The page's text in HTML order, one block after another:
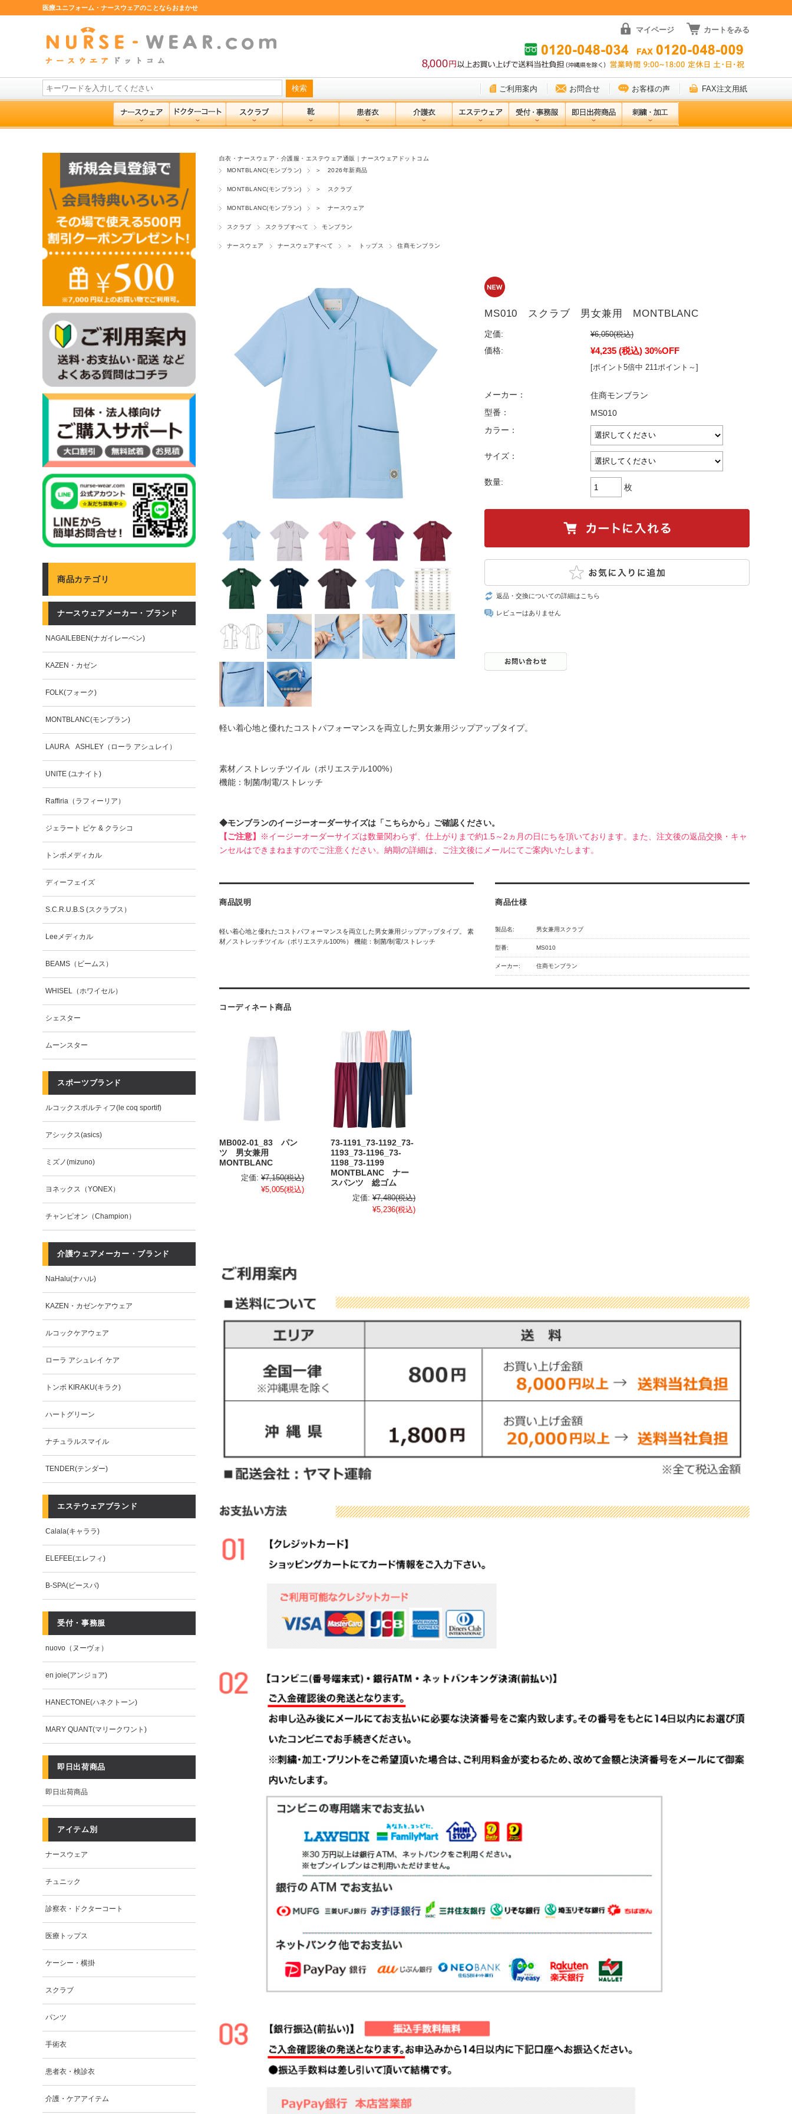
医療ユニフォーム・ナースウェアのことならおまかせ
マイページ カートをみる
ご利用案内 お問合せ お客様の声 FAX注文用紙
白衣・ナースウェア・介護服・エステウェア通販｜ナースウェアドットコム
MONTBLANC(モンブラン)
＞ 2026年新商品
MONTBLANC(モンブラン) ＞ スクラブ
MONTBLANC(モンブラン) ＞ ナースウェア
スクラブ スクラブすべて モンブラン
ナースウェア ナースウェアすべて ＞ トップス 住商モンブラン
MS010 スクラブ 男女兼用 MONTBLANC
定価: ¥6,050(税込)
価格:
¥4,235 (税込) 30%OFF
[ポイント5倍中 211ポイント～]
メーカー：
住商モンブラン
型番：
MS010
カラー：
サイズ：
数量:
枚
返品・交換についての詳細はこちら
レビューはありません
軽い着心地と優れたコストパフォーマンスを両立した男女兼用ジップアップタイプ。
素材／ストレッチツイル（ポリエステル100%）
機能：制菌/制電/ストレッチ
◆モンブランのイージーオーダーサイズは「こちらから」ご確認ください。
【ご注意】
※イージーオーダーサイズは数量関わらず、仕上がりまで約1.5～2ヵ月の日にちを頂いております。また、注文後の返品交換・キャ
ンセルはできまねますのでご注意ください。納期の詳細は、ご注文後にメールにてご案内いたします。
商品説明
軽い着心地と優れたコストパフォーマンスを両立した男女兼用ジップアップタイプ。 素
材／ストレッチツイル（ポリエステル100%） 機能：制菌/制電/ストレッチ
商品仕様
製品名: 男女兼用スクラブ
型番: MS010
メーカー: 住商モンブラン
コーディネート商品
MB002-01_83 パン
ツ 男女兼用
MONTBLANC
定価: ¥7,150(税込)
¥5,005(税込)
73-1191_73-1192_73-
1193_73-1196_73-
1198_73-1199
MONTBLANC ナー
スパンツ 総ゴム
定価: ¥7,480(税込)
¥5,236(税込)
商品カテゴリ
ナースウェアメーカー・ブランド
NAGAILEBEN(ナガイレーベン)
KAZEN・カゼン
FOLK(フォーク)
MONTBLANC(モンブラン)
LAURA ASHLEY（ローラ アシュレイ）
UNITE (ユナイト)
Raffiria（ラフィーリア）
ジェラート ピケ & クラシコ
トンボメディカル
ディーフェイズ
S.C.R.U.B.S (スクラブス）
Leeメディカル
BEAMS（ビームス）
WHISEL（ホワイセル）
シェスター
ムーンスター
スポーツブランド
ルコックスポルティフ(le coq sportif)
アシックス(asics)
ミズノ(mizuno)
ヨネックス（YONEX）
チャンピオン（Champion）
介護ウェアメーカー・ブランド
NaHalu(ナハル)
KAZEN・カゼンケアウェア
ルコックケアウェア
ローラ アシュレイ ケア
トンボ KIRAKU(キラク)
ハートグリーン
ナチュラルスマイル
TENDER(テンダー)
エステウェアブランド
Calala(キャララ)
ELEFEE(エレフィ)
B-SPA(ビースパ)
受付・事務服
nuovo（ヌーヴォ）
en joie(アンジョア)
HANECTONE(ハネクトーン)
MARY QUANT(マリークワント)
即日出荷商品
即日出荷商品
アイテム別
ナースウェア
チュニック
診察衣・ドクターコート
医療トップス
ケーシー・横掛
スクラブ
パンツ
手術衣
患者衣・検診衣
介護・ケアアイテム